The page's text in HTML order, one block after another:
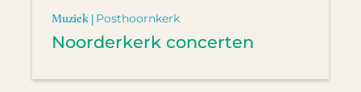
Muziek | Posthoornkerk
Noorderkerk concerten